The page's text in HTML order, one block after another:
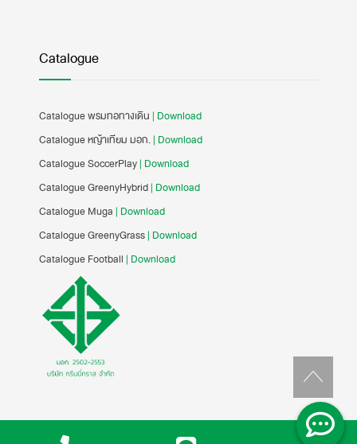
Catalogue
Catalogue พรมทอทางเดิน | Download
Catalogue หญ้าเทียม มอก.| Download
Catalogue SoccerPlay| Download
Catalogue GreenyHybrid| Download
Catalogue Muga | Download
Catalogue GreenyGrass| Download
Catalogue Football | Download